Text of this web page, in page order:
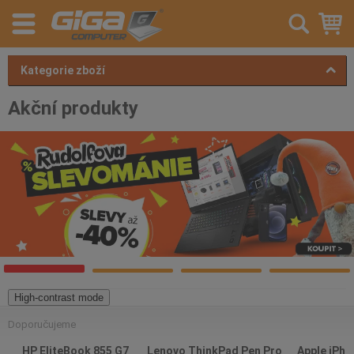
Kategorie zboží
Akční produkty
High-contrast mode
Doporučujeme
HP EliteBook 855 G7 Lenovo ThinkPad Pen Pro
Apple